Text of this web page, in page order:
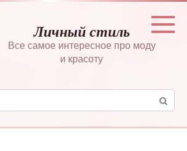
Личный стиль
Все самое интересное про моду
и красоту